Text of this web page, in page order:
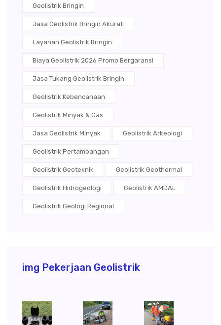
Geolistrik Bringin
Jasa Geolistrik Bringin Akurat
Layanan Geolistrik Bringin
Biaya Geolistrik 2026 Promo Bergaransi
Jasa Tukang Geolistrik Bringin
Geolistrik Kebencanaan
Geolistrik Minyak & Gas
Jasa Geolistrik Minyak Geolistrik Arkeologi
Geolistrik Pertambangan
Geolistrik Geoteknik Geolistrik Geothermal
Geolistrik Hidrogeologi Geolistrik AMDAL
Geolistrik Geologi Regional
img Pekerjaan Geolistrik